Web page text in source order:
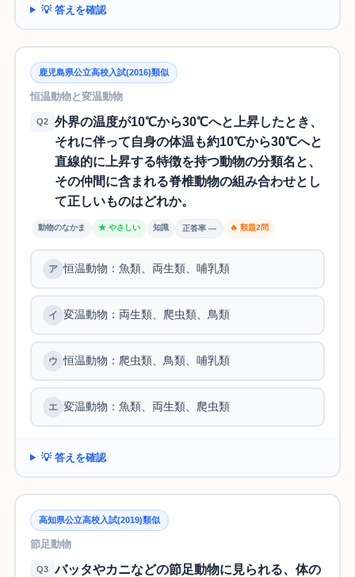
💡 答えを確認
鹿児島県公立高校入試(2016)類似
恒温動物と変温動物
Q2
外界の温度が10℃から30℃へと上昇したとき、
それに伴って自身の体温も約10℃から30℃へと
直線的に上昇する特徴を持つ動物の分類名と、
その仲間に含まれる脊椎動物の組み合わせとし
て正しいものはどれか。
動物のなかま ★ やさしい 知識 正答率 — 🔥 類題2問
恒温動物：魚類、両生類、哺乳類
変温動物：両生類、爬虫類、鳥類
恒温動物：爬虫類、鳥類、哺乳類
変温動物：魚類、両生類、爬虫類
💡 答えを確認
高知県公立高校入試(2019)類似
節足動物
Q3
バッタやカニなどの節足動物に見られる、体の